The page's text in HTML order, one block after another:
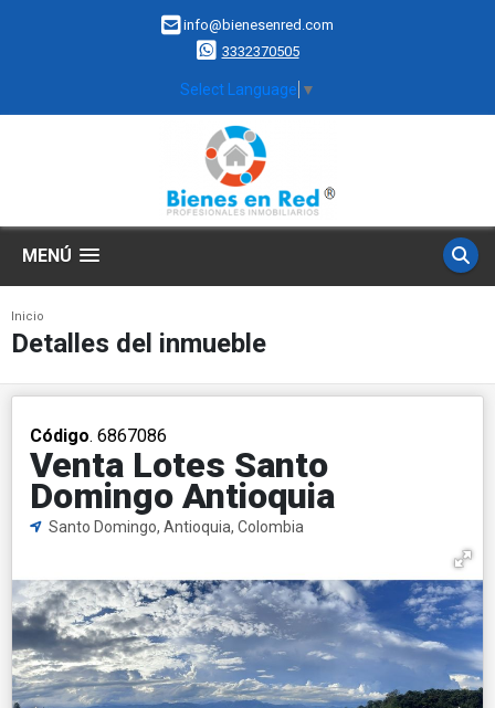
info@bienesenred.com
3332370505
Select Language ▼
MENÚ
Inicio
Detalles del inmueble
Código. 6867086
Venta Lotes Santo
Domingo Antioquia
Santo Domingo, Antioquia, Colombia